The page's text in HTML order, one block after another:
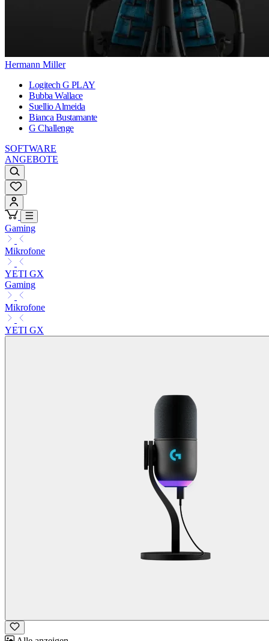
Hermann Miller
Logitech G PLAY
Bubba Wallace
Suellio Almeida
Bianca Bustamante
G Challenge
SOFTWARE
ANGEBOTE
Gaming
Mikrofone
YETI GX
Gaming
Mikrofone
YETI GX